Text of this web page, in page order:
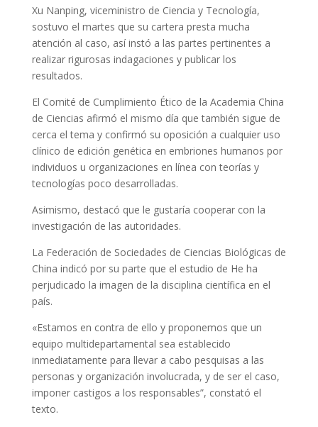
Xu Nanping, viceministro de Ciencia y Tecnología,
sostuvo el martes que su cartera presta mucha
atención al caso, así instó a las partes pertinentes a
realizar rigurosas indagaciones y publicar los
resultados.
El Comité de Cumplimiento Ético de la Academia China
de Ciencias afirmó el mismo día que también sigue de
cerca el tema y confirmó su oposición a cualquier uso
clínico de edición genética en embriones humanos por
individuos u organizaciones en línea con teorías y
tecnologías poco desarrolladas.
Asimismo, destacó que le gustaría cooperar con la
investigación de las autoridades.
La Federación de Sociedades de Ciencias Biológicas de
China indicó por su parte que el estudio de He ha
perjudicado la imagen de la disciplina científica en el
país.
«Estamos en contra de ello y proponemos que un
equipo multidepartamental sea establecido
inmediatamente para llevar a cabo pesquisas a las
personas y organización involucrada, y de ser el caso,
imponer castigos a los responsables”, constató el
texto.